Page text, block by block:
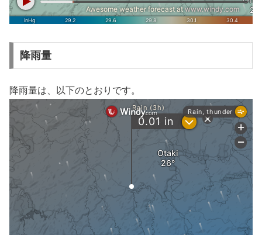
降雨量
降雨量は、以下のとおりです。